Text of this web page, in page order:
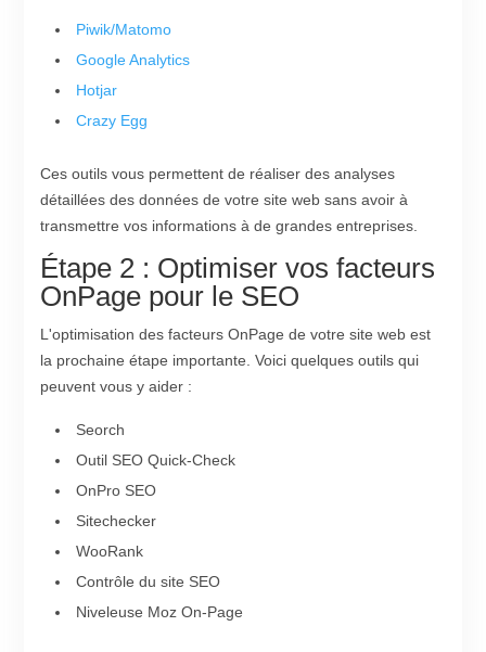
Piwik/Matomo
Google Analytics
Hotjar
Crazy Egg
Ces outils vous permettent de réaliser des analyses
détaillées des données de votre site web sans avoir à
transmettre vos informations à de grandes entreprises.
Étape 2 : Optimiser vos facteurs
OnPage pour le SEO
L'optimisation des facteurs OnPage de votre site web est
la prochaine étape importante. Voici quelques outils qui
peuvent vous y aider :
Seorch
Outil SEO Quick-Check
OnPro SEO
Sitechecker
WooRank
Contrôle du site SEO
Niveleuse Moz On-Page